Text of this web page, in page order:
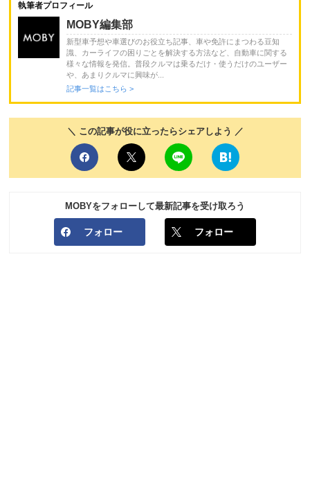
執筆者プロフィール
MOBY編集部
新型車予想や車選びのお役立ち記事、車や免許にまつわる豆知
識、カーライフの困りごとを解決する方法など、自動車に関する
様々な情報を発信。普段クルマは乗るだけ・使うだけのユーザー
や、あまりクルマに興味が...
記事一覧はこちら >
＼ この記事が役に立ったらシェアしよう ／
MOBYをフォローして最新記事を受け取ろう
フォロー フォロー